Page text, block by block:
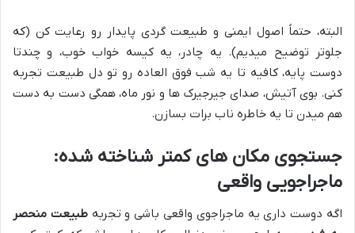
البته، حتماً اصول ایمنی و طبیعت گردی پایدار رو رعایت کن (که
جلوتر توضیح میدیم). یه چادر، یه کیسه خواب خوب، و چندتا
دوست پایه، کافیه تا یه شب فوق العاده رو تو دل طبیعت تجربه
کنی. بوی آتیش، صدای جیرجیرک ها و نور ماه، همگی دست به دست
هم میدن تا یه خاطره ناب برات بسازن.
جستجوی مکان های کمتر شناخته شده:
ماجراجویی واقعی
اگه دوست داری یه ماجراجوی واقعی باشی و تجربهطبیعت منحصر